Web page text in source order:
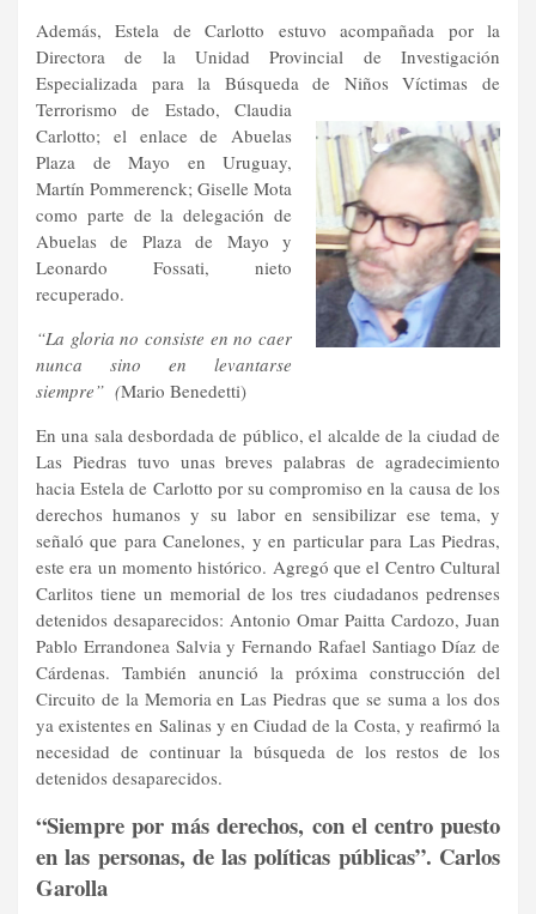
Además, Estela de Carlotto estuvo acompañada por la
Directora de la Unidad Provincial de Investigación
Especializada para la Búsqueda de Niños Víctimas de
Terrorismo de Estado, Claudia
Carlotto; el enlace de Abuelas
Plaza de Mayo en Uruguay,
Martín Pommerenck; Giselle Mota
como parte de la delegación de
Abuelas de Plaza de Mayo y
Leonardo Fossati, nieto
recuperado.
“La gloria no consiste en no caer
nunca sino en levantarse
siempre” (Mario Benedetti)
En una sala desbordada de público, el alcalde de la ciudad de
Las Piedras tuvo unas breves palabras de agradecimiento
hacia Estela de Carlotto por su compromiso en la causa de los
derechos humanos y su labor en sensibilizar ese tema, y
señaló que para Canelones, y en particular para Las Piedras,
este era un momento histórico. Agregó que el Centro Cultural
Carlitos tiene un memorial de los tres ciudadanos pedrenses
detenidos desaparecidos: Antonio Omar Paitta Cardozo, Juan
Pablo Errandonea Salvia y Fernando Rafael Santiago Díaz de
Cárdenas. También anunció la próxima construcción del
Circuito de la Memoria en Las Piedras que se suma a los dos
ya existentes en Salinas y en Ciudad de la Costa, y reafirmó la
necesidad de continuar la búsqueda de los restos de los
detenidos desaparecidos.
“Siempre por más derechos, con el centro puesto
en las personas, de las políticas públicas”. Carlos
Garolla